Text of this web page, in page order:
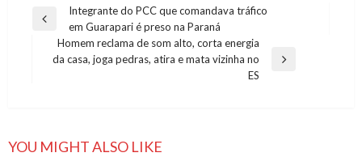
Navegação
Post
Previous
Integrante do PCC que comandava tráfico
em Guarapari é preso na Paraná
Next
Homem reclama de som alto, corta energia
da casa, joga pedras, atira e mata vizinha no
ES
YOU MIGHT ALSO LIKE